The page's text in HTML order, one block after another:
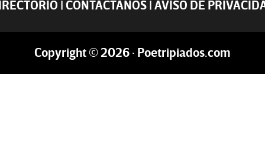
| CONTACTANOS| AVISO DE
Copyright © 2026 · Poetripiados.com